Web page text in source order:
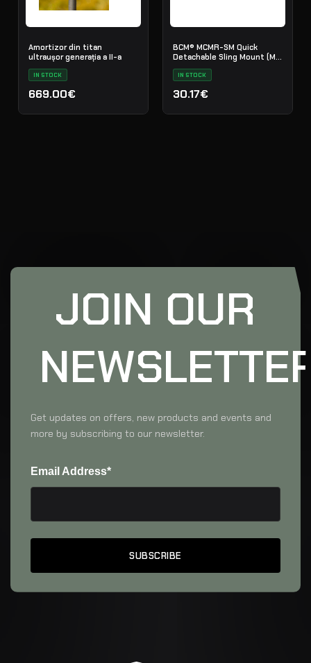
Amortizor din titan
ultraușor generația a II-a
IN STOCK
669.00€
BCM® MCMR-SM Quick
Detachable Sling Mount (M-
LOK® Compatible*)
IN STOCK
30.17€
JOIN OUR
Get updates on offers, new products and events and
more by subscribing to our newsletter.
Email Address*